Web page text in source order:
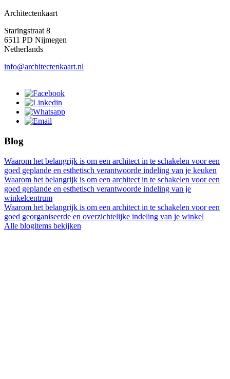
Architectenkaart
Staringstraat 8
6511 PD Nijmegen
Netherlands
info@architectenkaart.nl
Blog
Waarom het belangrijk is om een architect in te schakelen voor een
goed geplande en esthetisch verantwoorde indeling van je keuken
Waarom het belangrijk is om een architect in te schakelen voor een
goed geplande en esthetisch verantwoorde indeling van je
winkelcentrum
Waarom het belangrijk is om een architect in te schakelen voor een
goed georganiseerde en overzichtelijke indeling van je winkel
Alle blogitems bekijken